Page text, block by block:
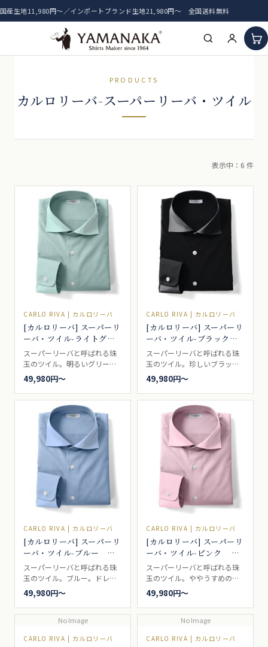
国産生地11,980円〜／インポートブランド生地21,980円〜 全国送料無料
アイテム一覧
PRODUCTS
カルロリーバ-スーパーリーバ・ツイル
表示中：6 件
CARLO RIVA | カルロリーバ
[カルロリーバ] スーパーリ
ーバ・ツイル-ライトグリ
ーン #41003
スーパーリーバと呼ばれる珠
玉のツイル。明るいグリー
ン。ドレスシャツ向き。
49,980円〜
CARLO RIVA | カルロリーバ
[カルロリーバ] スーパーリ
ーバ・ツイル-ブラック
#41489
スーパーリーバと呼ばれる珠
玉のツイル。珍しいブラッ
ク。ドレスシャツ向き。
49,980円〜
CARLO RIVA | カルロリーバ
[カルロリーバ] スーパーリ
ーバ・ツイル-ブルー
#41001
スーパーリーバと呼ばれる珠
玉のツイル。ブルー。ドレス
シャツ向き。
49,980円〜
CARLO RIVA | カルロリーバ
[カルロリーバ] スーパーリ
ーバ・ツイル-ピンク
#39596
スーパーリーバと呼ばれる珠
玉のツイル。ややうすめのピ
ンクドレスシャツ向き。
49,980円〜
No Image
CARLO RIVA | カルロリーバ
No Image
CARLO RIVA | カルロリーバ